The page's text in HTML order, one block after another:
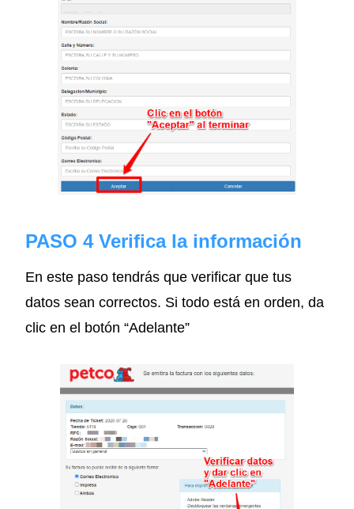
PASO 4 Verifica la información
En este paso tendrás que verificar que tus
datos sean correctos. Si todo está en orden, da
clic en el botón “Adelante”